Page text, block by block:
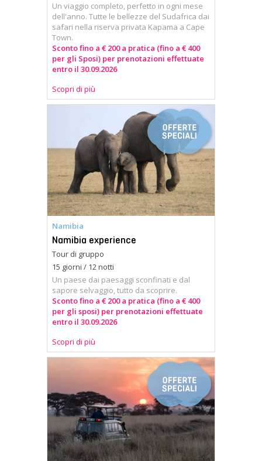
Un viaggio completo, perfetto in ogni mese
dell'anno. Tutte le bellezze del Sudafrica dai
safari nella riserva privata Kapama a Cape
Town.
Sconto fino a € 200 a pratica (fino a € 400
per gli Sposi) per prenotazioni effettuate
entro il 30.09.2026
Scopri di più
Namibia
Namibia experience
Tour di gruppo
15 giorni / 12 notti
Un paese dai paesaggi sconfinati e dal
sapore selvaggio, tutto da scoprire.
Sconto fino a € 200 a pratica (fino a € 400
per gli sposi) per prenotazioni effettuate
entro il 30.09.2026
Scopri di più